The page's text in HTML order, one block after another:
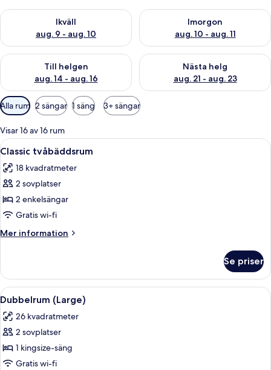
Ikväll
aug. 9 - aug. 10
Kontrollera tillgängligheten för ikväll aug. 9 - aug. 10
Imorgon
aug. 10 - aug. 11
Kontrollera tillgängligheten
Till helgen
aug. 14 - aug. 16
Kontrollera tillgängligheten för den här helgen aug. 14 - aug.
Nästa helg
aug. 21 - aug. 23
Kontrollera tillgängligheten
Tillgängliga
filter
för
rum
Alla rum 2 sängar 1 säng 3+ sängar
Visar 16 av 16 rum
Öppna
alla
foton
för
Classic
tvåbäddsrum
Ett modernt hotellrum med en stor
6
Classic tvåbäddsrum
18 kvadratmeter
2 sovplatser
2 enkelsängar
Gratis wi-fi
Mer information
Mer
tvåbäddsrum
Se priser
Öppna
alla
foton
för
Dubbelrum
(Large)
Ett hotellrum med en säng, ett
7
Dubbelrum (Large)
26 kvadratmeter
2 sovplatser
1 kingsize-säng
Gratis wi-fi